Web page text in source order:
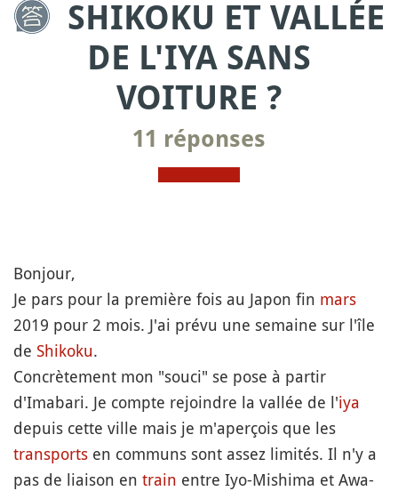
SHIKOKU ET VALLÉE
DE L'IYA SANS
VOITURE ?
11 réponses
Bonjour,
Je pars pour la première fois au Japon fin mars
2019 pour 2 mois. J'ai prévu une semaine sur l'île
de Shikoku.
Concrètement mon "souci" se pose à partir
d'Imabari. Je compte rejoindre la vallée de l'iya
depuis cette ville mais je m'aperçois que les
transports en communs sont assez limités. Il n'y a
pas de liaison en train entre Iyo-Mishima et Awa-